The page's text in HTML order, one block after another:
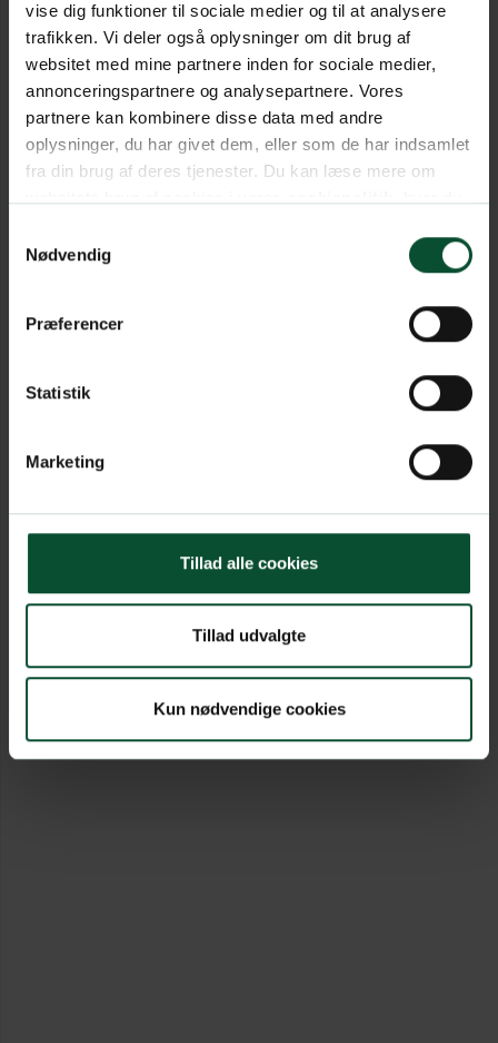
vise dig funktioner til sociale medier og til at analysere
trafikken. Vi deler også oplysninger om dit brug af
websitet med mine partnere inden for sociale medier,
annonceringspartnere og analysepartnere. Vores
partnere kan kombinere disse data med andre
oplysninger, du har givet dem, eller som de har indsamlet
fra din brug af deres tjenester. Du kan læse mere om
Nødvendig
Præferencer
Statistik
Marketing
Tillad alle cookies
Tillad udvalgte
Kun nødvendige cookies